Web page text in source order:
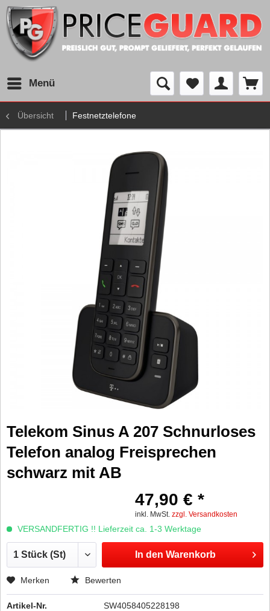
Menü
Übersicht Festnetztelefone
Telekom Sinus A 207 Schnurloses
Telefon analog Freisprechen
schwarz mit AB
47,90 € *
inkl. MwSt. zzgl. Versandkosten
VERSANDFERTIG !! Lieferzeit ca. 1-3 Werktage
In den Warenkorb
Merken Bewerten
Artikel-Nr. SW4058405228198